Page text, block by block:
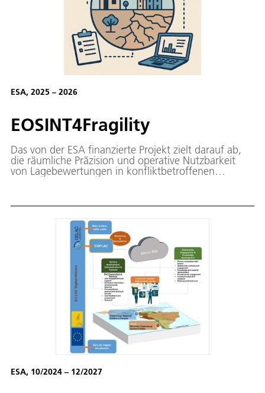
ESA, 2025 – 2026
EOSINT4Fragility
Das von der ESA finanzierte Projekt zielt darauf ab,
die räumliche Präzision und operative Nutzbarkeit
von Lagebewertungen in konfliktbetroffenen
ESA, 10/2024 – 12/2027